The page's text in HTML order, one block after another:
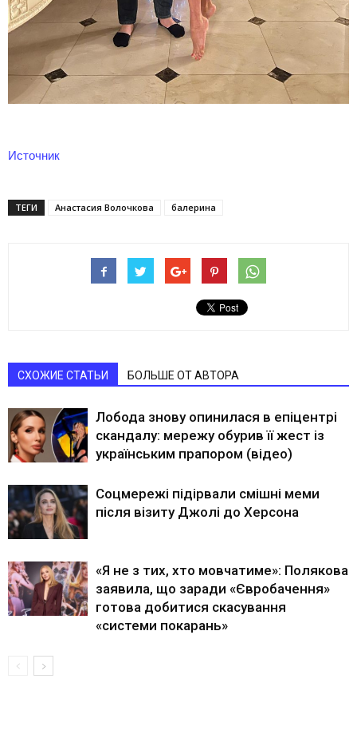
Источник
ТЕГИ Анастасия Волочкова балерина
СХОЖИЕ СТАТЬИ БОЛЬШЕ ОТ АВТОРА
Лобода знову опинилася в епіцентрі
скандалу: мережу обурив її жест із
українським прапором (відео)
Соцмережі підірвали смішні меми
після візиту Джолі до Херсона
«Я не з тих, хто мовчатиме»: Полякова
заявила, що заради «Євробачення»
готова добитися скасування
«системи покарань»